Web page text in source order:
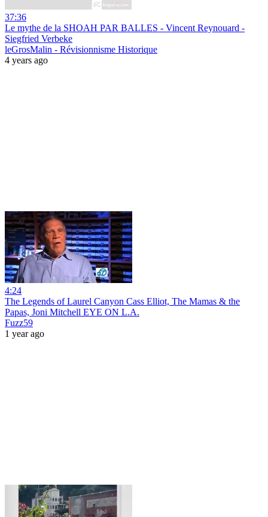
37:36
Le mythe de la SHOAH PAR BALLES - Vincent Reynouard -
Siegfried Verbeke
leGrosMalin - Révisionnisme Historique
4 years ago
4:24
The Legends of Laurel Canyon Cass Elliot, The Mamas & the
Papas, Joni Mitchell EYE ON L.A.
Fuzz59
1 year ago